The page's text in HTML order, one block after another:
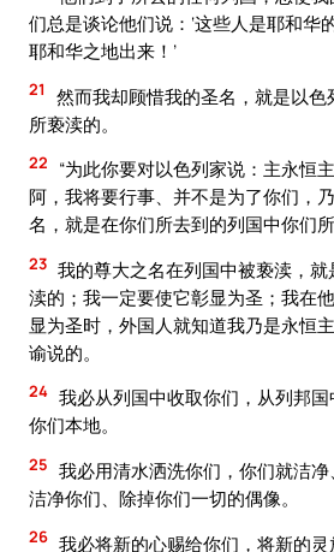
们总是谈论他们说：‘这些人是耶和华
耶和华之地出来！’
21
然而我却顾惜我的圣名，就是以色
所亵渎的。
22
“为此你要对以色列家说：主永恒
阿，我将要行事、并不是为了你们，
名，就是在你们所去到的列国中你们所
23 我的尊大之名在列国中被亵渎，
渎的；我一定要使它彰显为圣；我在
显为圣时，外国人就知道我乃是永恒
谕说的。
24 我必从列国中收取你们，从列邦
你们本地。
25 我必用清水洒洗你们，你们就洁
洁净你们、除掉你们一切的偶像。
26 我必将新的心赐给你们，将新的